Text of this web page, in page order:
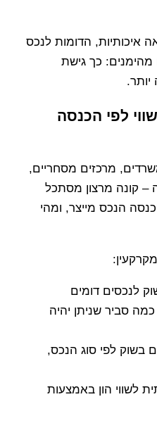
איכותיות, הדומות לנכס
מהימנים: כך גישת
לפי הכנסה
מרכזים מסחריים,
– קונה מרצון מסתכל
הנכס מייצר, ומהי
לנכסים דומים
סביר שניתן יהיה
בשוק לפי סוג הנכס,
לשווי הון באמצעות